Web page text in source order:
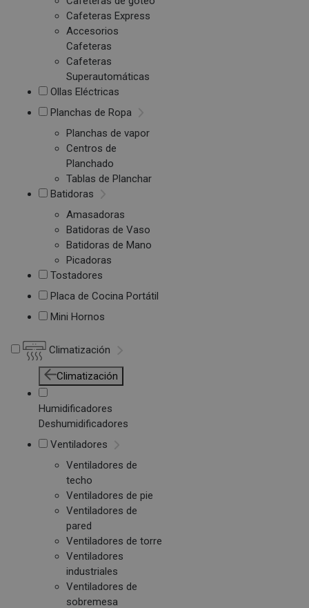
Cafeteras Express
Accesorios
Cafeteras
Cafeteras
Superautomáticas
Ollas Eléctricas
Planchas de Ropa
Planchas de vapor
Centros de
Planchado
Tablas de Planchar
Batidoras
Amasadoras
Batidoras de Vaso
Batidoras de Mano
Picadoras
Tostadores
Placa de Cocina Portátil
Mini Hornos
Climatización
Climatización
Humidificadores
Deshumidificadores
Ventiladores
Ventiladores de
techo
Ventiladores de pie
Ventiladores de
pared
Ventiladores de torre
Ventiladores
industriales
Ventiladores de
sobremesa